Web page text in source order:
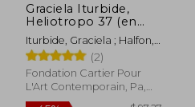
Graciela Iturbide,
Heliotropo 37 (en
Inglés)
Iturbide, Graciela ; Halfon,
Eduardo ; Bradu, Fabienne
(2)
Fondation Cartier Pour
L'Art Contemporain, Pa,
2022, Tapa Dura, Nuevo